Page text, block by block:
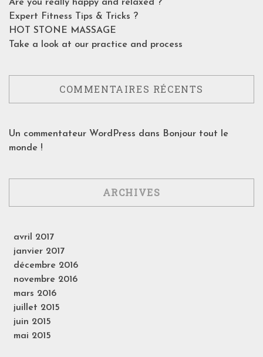
Are you really happy and relaxed ?
Expert Fitness Tips & Tricks ?
HOT STONE MASSAGE
Take a look at our practice and process
COMMENTAIRES RÉCENTS
Un commentateur WordPress dans Bonjour tout le
monde !
ARCHIVES
avril 2017
janvier 2017
décembre 2016
novembre 2016
mars 2016
juillet 2015
juin 2015
mai 2015